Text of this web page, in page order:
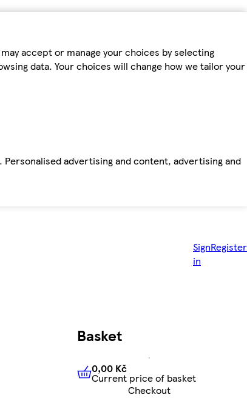
accept or manage your choices by selecting
data. Your choices will change how we tailor your
advertising and content, advertising and
Sign
in
Register
Basket
0,00 KčCurrent price of
0,00 Kč
Current price of basket
Checkout